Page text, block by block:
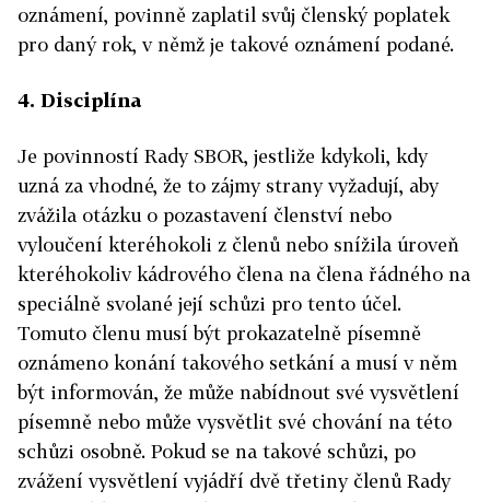
oznámení, povinně zaplatil svůj členský poplatek
pro daný rok, v němž je takové oznámení podané.
4. Disciplína
Je povinností Rady SBOR, jestliže kdykoli, kdy
uzná za vhodné, že to zájmy strany vyžadují, aby
zvážila otázku o pozastavení členství nebo
vyloučení kteréhokoli z členů nebo snížila úroveň
kteréhokoliv kádrového člena na člena řádného na
speciálně svolané její schůzi pro tento účel.
Tomuto členu musí být prokazatelně písemně
oznámeno konání takového setkání a musí v něm
být informován, že může nabídnout své vysvětlení
písemně nebo může vysvětlit své chování na této
schůzi osobně. Pokud se na takové schůzi, po
zvážení vysvětlení vyjádří dvě třetiny členů Rady